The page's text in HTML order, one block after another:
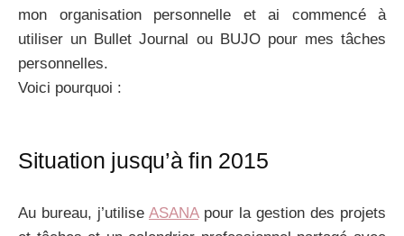
mon organisation personnelle et ai commencé à
utiliser un Bullet Journal ou BUJO pour mes tâches
personnelles.
Voici pourquoi :
Situation jusqu’à fin 2015
Au bureau, j’utilise ASANApour la gestion des projets